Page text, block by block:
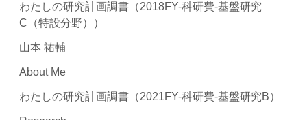
わたしの研究計画調書（2018FY-科研費-基盤研究
C（特設分野））
山本 祐輔
About Me
わたしの研究計画調書（2021FY-科研費-基盤研究B）